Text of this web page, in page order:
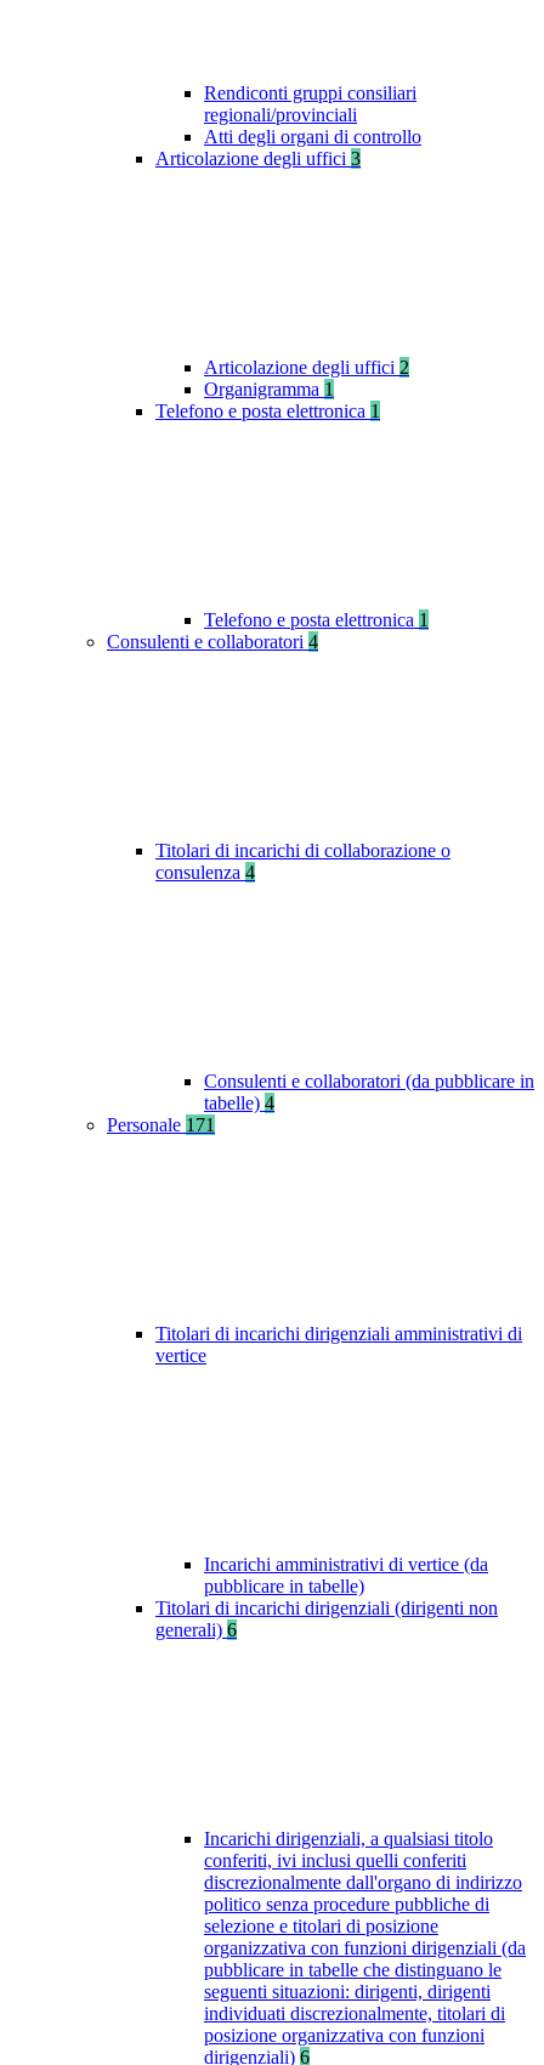
Rendiconti gruppi consiliari
regionali/provinciali
Atti degli organi di controllo
Articolazione degli uffici 3
Articolazione degli uffici 2
Organigramma 1
Telefono e posta elettronica 1
Telefono e posta elettronica 1
Consulenti e collaboratori 4
Titolari di incarichi di collaborazione o
consulenza 4
Consulenti e collaboratori (da pubblicare in
tabelle) 4
Personale 171
Titolari di incarichi dirigenziali amministrativi di
vertice
Incarichi amministrativi di vertice (da
pubblicare in tabelle)
Titolari di incarichi dirigenziali (dirigenti non
generali) 6
Incarichi dirigenziali, a qualsiasi titolo
conferiti, ivi inclusi quelli conferiti
discrezionalmente dall'organo di indirizzo
politico senza procedure pubbliche di
selezione e titolari di posizione
organizzativa con funzioni dirigenziali (da
pubblicare in tabelle che distinguano le
seguenti situazioni: dirigenti, dirigenti
individuati discrezionalmente, titolari di
posizione organizzativa con funzioni
dirigenziali) 6